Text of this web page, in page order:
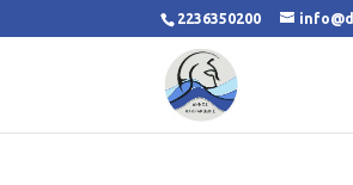
2236350200